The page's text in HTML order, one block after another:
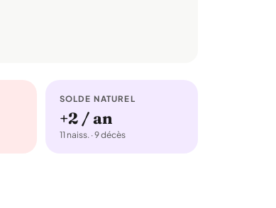
SOLDE NATUREL
+2 / an
11 naiss. · 9 décès